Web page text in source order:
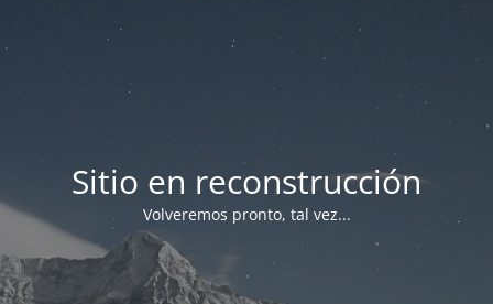
Sitio en reconstrucción
Volveremos pronto, tal vez...